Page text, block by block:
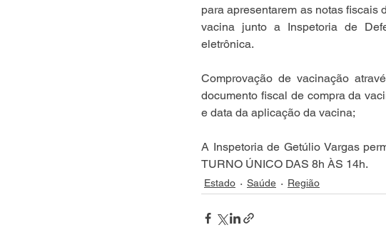
para apresentarem as notas fiscais
vacina junto a Inspetoria de
eletrônica.
Comprovação de vacinação
documento fiscal de compra da
e data da aplicação da vacina;
A Inspetoria de Getúlio Vargas
TURNO ÚNICO DAS 8h ÀS 14h.
Estado Saúde Região